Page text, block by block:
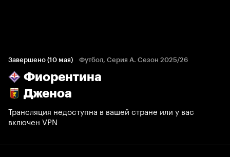
Завершено (10 мая) Футбол, Серия А. Сезон 2025/26
Фиорентина
Дженоа
Трансляция недоступна в вашей стране или у вас
включен VPN
73%